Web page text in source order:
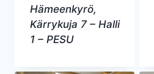
Hämeenkyrö,
Kärrykuja 7 – Halli
1 – PESU